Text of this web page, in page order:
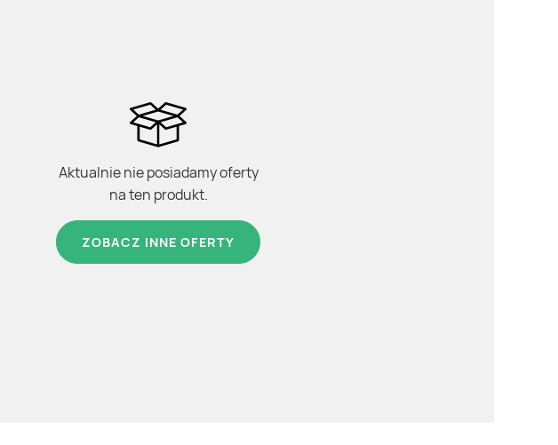
Aktualnie nie posiadamy oferty
na ten produkt.
ZOBACZ INNE OFERTY